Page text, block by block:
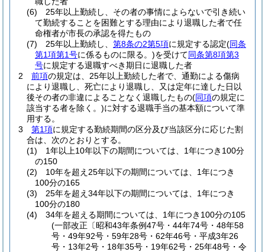
(6)
25年以上勤続し、その者の事情によらないで引き続い
て勤続することを困難とする理由により退職した者で任
命権者が市長の承認を得たもの
(7)
25年以上勤続し、 第8条の2第5項に規定する認定(同条
第1項第1号に係るものに限る。)を受けて同条第8項第3
号に規定する退職すべき期日に退職した者
2
前項の規定は、25年以上勤続した者で、通勤による傷病
により退職し、死亡により退職し、又は定年に達した日以
後その者の非違によることなく退職したもの(同項の規定に
該当する者を除く。)に対する退職手当の基本額について準
用する。
3
第1項に規定する勤続期間の区分及び当該区分に応じた割
合は、次のとおりとする。
(1)
1年以上10年以下の期間については、1年につき100分
の150
(2)
10年を超え25年以下の期間については、1年につき
100分の165
(3)
25年を超え34年以下の期間については、1年につき
100分の180
(4)
34年を超える期間については、1年につき100分の105
(一部改正〔昭和43年条例47号・44年74号・48年58
号・49年92号・59年28号・62年46号・平成3年26
号・13年2号・18年35号・19年62号・25年48号・令